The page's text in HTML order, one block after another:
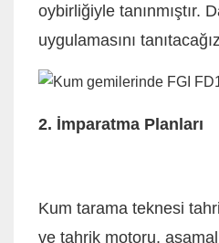
oybirliğiyle tanınmıştır.
uygulamasını
2. İmparatma Planları
Kum tarama teknesi
ve tahrik motoru,